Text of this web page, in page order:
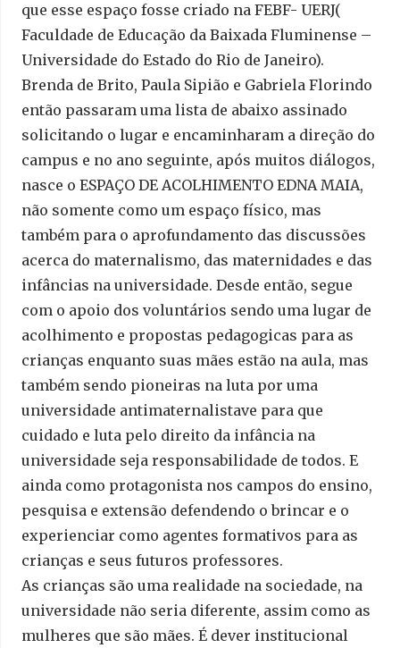
que esse espaço fosse criado na FEBF- UERJ(
Faculdade de Educação da Baixada Fluminense –
Universidade do Estado do Rio de Janeiro).
Brenda de Brito, Paula Sipião e Gabriela Florindo
então passaram uma lista de abaixo assinado
solicitando o lugar e encaminharam a direção do
campus e no ano seguinte, após muitos diálogos,
nasce o ESPAÇO DE ACOLHIMENTO EDNA MAIA,
não somente como um espaço físico, mas
também para o aprofundamento das discussões
acerca do maternalismo, das maternidades e das
infâncias na universidade. Desde então, segue
com o apoio dos voluntários sendo uma lugar de
acolhimento e propostas pedagogicas para as
crianças enquanto suas mães estão na aula, mas
também sendo pioneiras na luta por uma
universidade antimaternalistave para que
cuidado e luta pelo direito da infância na
universidade seja responsabilidade de todos. E
ainda como protagonista nos campos do ensino,
pesquisa e extensão defendendo o brincar e o
experienciar como agentes formativos para as
crianças e seus futuros professores.
As crianças são uma realidade na sociedade, na
universidade não seria diferente, assim como as
mulheres que são mães. É dever institucional